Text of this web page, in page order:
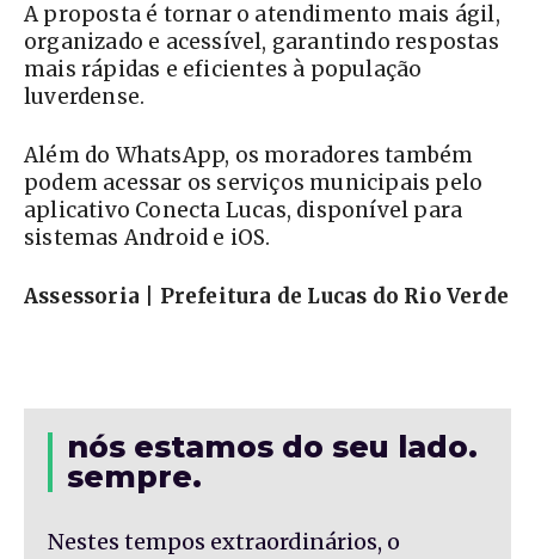
A proposta é tornar o atendimento mais ágil,
organizado e acessível, garantindo respostas
mais rápidas e eficientes à população
luverdense.
Além do WhatsApp, os moradores também
podem acessar os serviços municipais pelo
aplicativo Conecta Lucas, disponível para
sistemas Android e iOS.
Assessoria | Prefeitura de Lucas do Rio Verde
nós estamos do seu lado.
sempre.
Nestes tempos extraordinários, o